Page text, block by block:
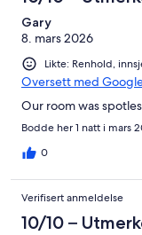
Gary
8. mars 2026
Likte: Renhold,
Oversett med
Our room was
Bodde her 1 natt i mars
0
Verifisert anmeldelse
10/10 –